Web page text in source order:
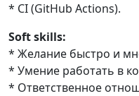
* CI (GitHub Actions).
Soft skills:
* Желание быстро и
* Умение работать в
* Ответственное